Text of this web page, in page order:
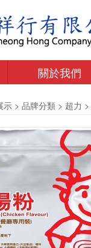
關於我們
示 > 品牌分類 > 超力 >